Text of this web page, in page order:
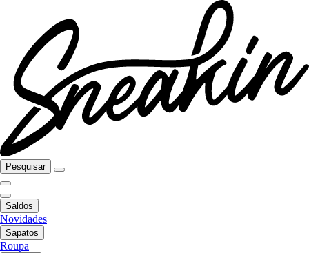
Pesquisar
Saldos
Novidades
Sapatos
Roupa